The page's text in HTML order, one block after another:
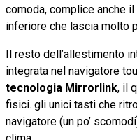
comoda, complice anche
inferiore che lascia molto
Il resto dell’allestimento
integrata nel navigatore
tecnologia Mirrorlink, il
fisici. gli unici tasti che
navigatore (un po’